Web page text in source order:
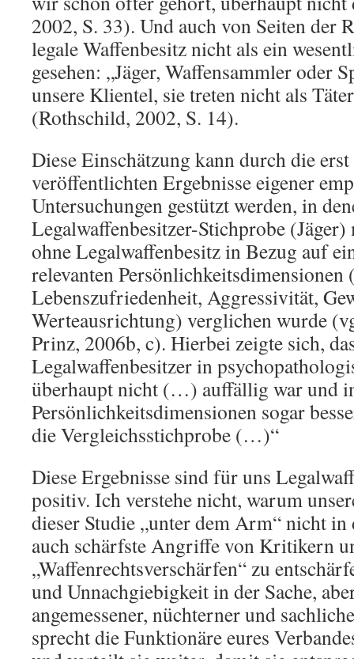
2002, S. 33). Und auch von Seiten der
legale Waffenbesitz nicht als ein
gesehen: „Jäger, Waffensammler oder
unsere Klientel, sie treten nicht als
(Rothschild, 2002, S. 14).
Diese Einschätzung kann durch die
veröffentlichten Ergebnisse eigener
Untersuchungen gestützt werden, in
Legalwaffenbesitzer-Stichprobe
ohne Legalwaffenbesitz in Bezug auf
relevanten Persönlichkeitsdimensionen
Lebenszufriedenheit, Aggressivität,
Werteausrichtung) verglichen wurde
Prinz, 2006b, c). Hierbei zeigte sich,
Legalwaffenbesitzer in
überhaupt nicht (…) auffällig war und
Persönlichkeitsdimensionen sogar
die Vergleichsstichprobe (…)“
Diese Ergebnisse sind für uns
positiv. Ich verstehe nicht, warum
dieser Studie „unter dem Arm“ nicht
auch schärfste Angriffe von Kritikern
„Waffenrechtsverschärfen“ zu
und Unnachgiebigkeit in der Sache,
angemessener, nüchterner und
sprecht die Funktionäre eures